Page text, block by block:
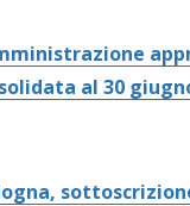
al 30